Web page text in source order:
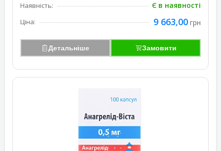
Наявність: Є в наявності
Ціна: 9 663,00 грн
Детальніше Замовити